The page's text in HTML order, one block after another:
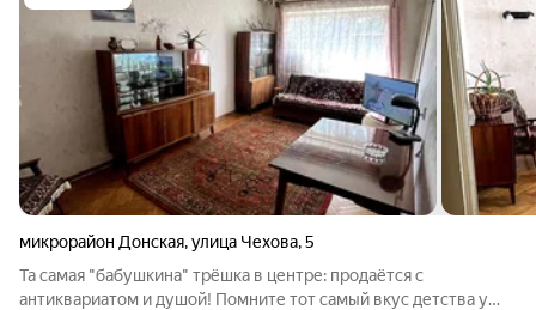
микрорайон Донская,улица Чехова,5
Та самая "бабушкина" трёшка в центре: продаётся с
антиквариатом и душой! Помните тот самый вкус детства у